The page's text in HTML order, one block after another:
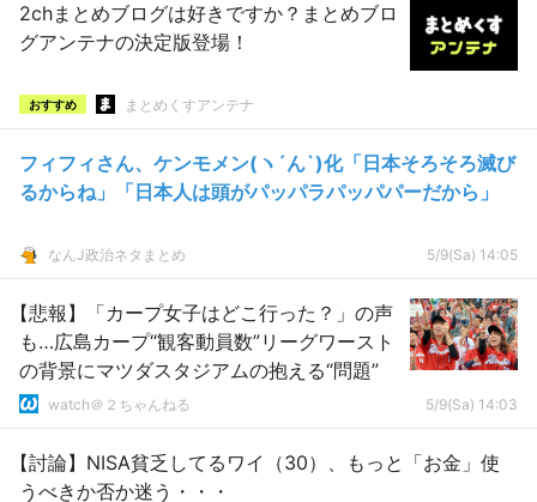
2chまとめブログは好きですか？まとめブロ
グアンテナの決定版登場！
おすすめ まとめくすアンテナ
フィフィさん、ケンモメン(ヽ´ん`)化「日本そろそろ滅び
るからね」「日本人は頭がパッパラパッパパーだから」
なんJ政治ネタまとめ 5/9(Sa) 14:05
【悲報】「カープ女子はどこ行った？」の声
も…広島カープ“観客動員数”リーグワースト
の背景にマツダスタジアムの抱える“問題”
watch＠２ちゃんねる 5/9(Sa) 14:03
【討論】NISA貧乏してるワイ（30）、もっと「お金」使
うべきか否か迷う・・・